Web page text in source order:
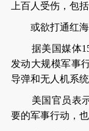
上百人受伤，包
或欲打通红
据美国媒体
发动大规模军事
导弹和无人机系
美国官员表
要的军事行动，